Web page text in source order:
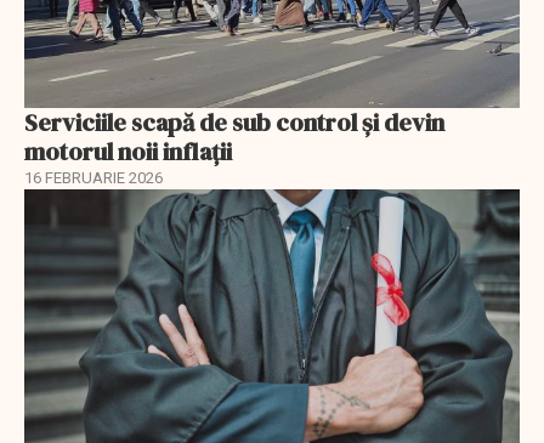
Serviciile scapă de sub control și devin
motorul noii inflații
16 FEBRUARIE 2026